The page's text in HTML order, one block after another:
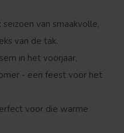
seizoen van smaakvolle,
van de tak.
in het voorjaar,
- een feest voor het
voor die warme